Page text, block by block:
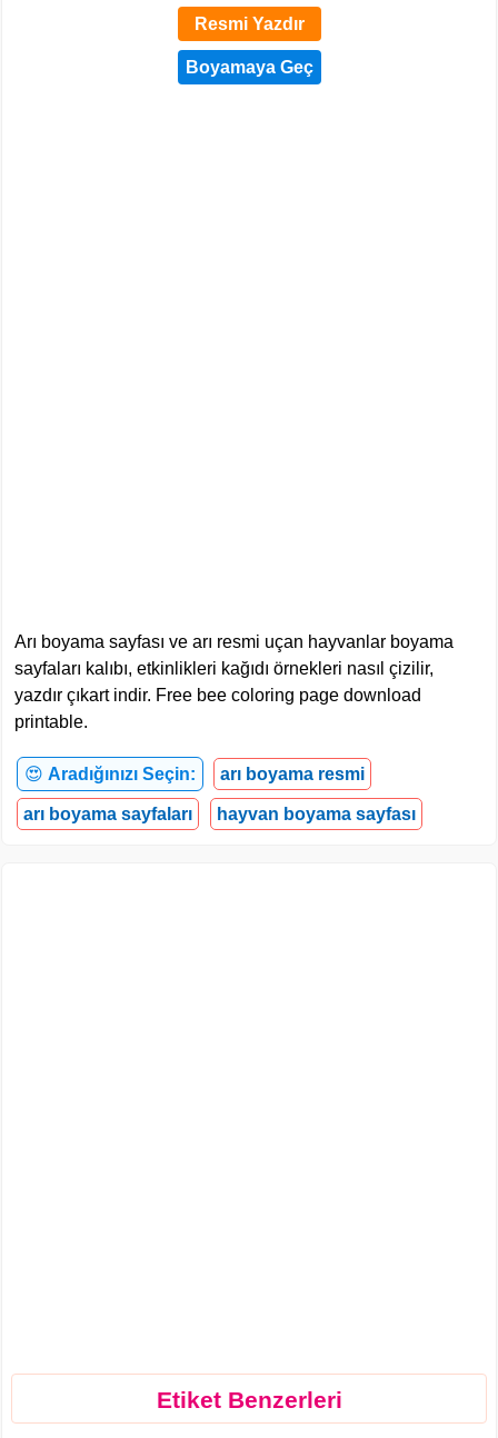
Resmi Yazdır
Arı boyama sayfası ve arı resmi uçan hayvanlar boyama
sayfaları kalıbı, etkinlikleri kağıdı örnekleri nasıl çizilir,
yazdır çıkart indir. Free bee coloring page download
printable.
😍 Aradığınızı Seçin: arı boyama resmi
arı boyama sayfaları hayvan boyama sayfası
Etiket Benzerleri